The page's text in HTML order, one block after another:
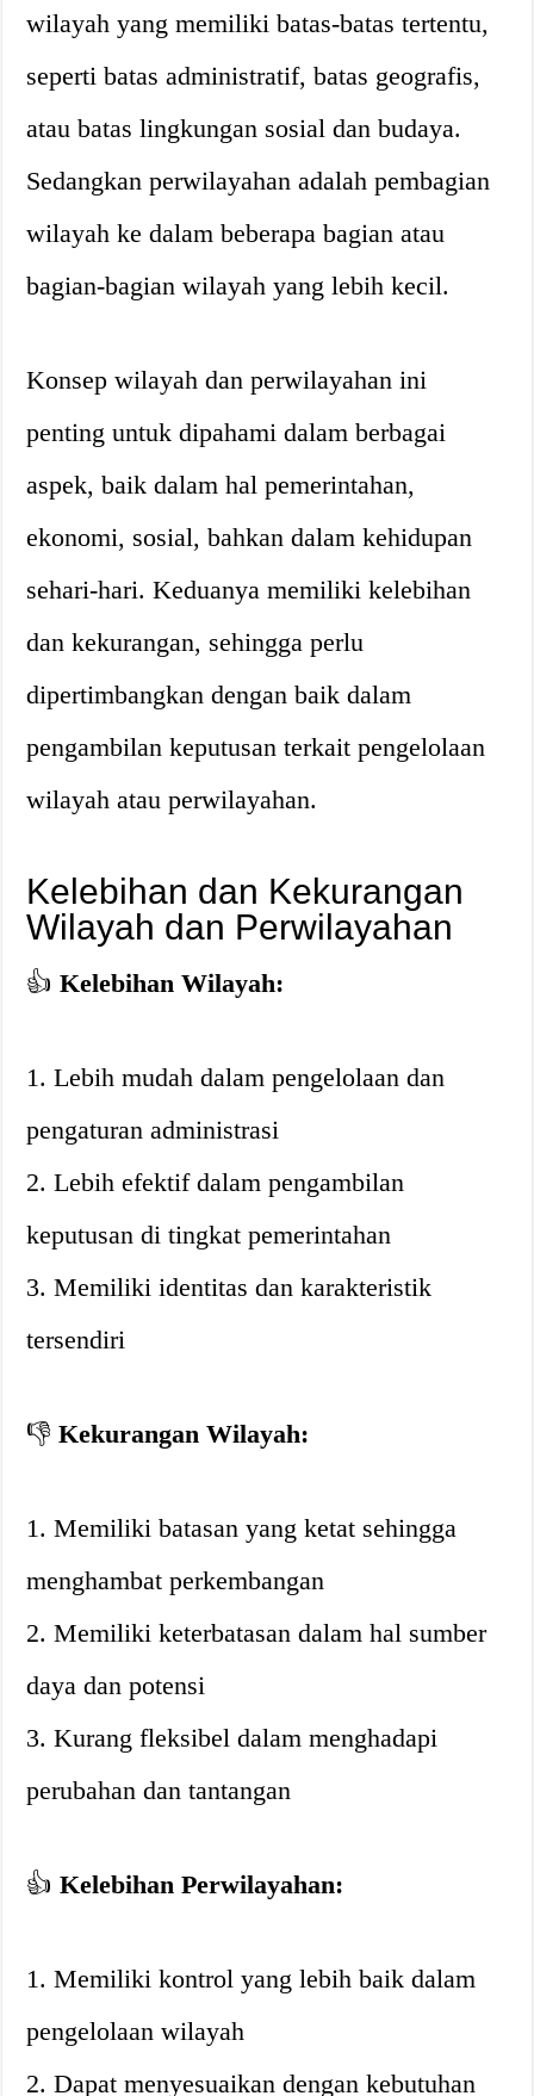
wilayah yang memiliki batas-batas tertentu,
seperti batas administratif, batas geografis,
atau batas lingkungan sosial dan budaya.
Sedangkan perwilayahan adalah pembagian
wilayah ke dalam beberapa bagian atau
bagian-bagian wilayah yang lebih kecil.
Konsep wilayah dan perwilayahan ini
penting untuk dipahami dalam berbagai
aspek, baik dalam hal pemerintahan,
ekonomi, sosial, bahkan dalam kehidupan
sehari-hari. Keduanya memiliki kelebihan
dan kekurangan, sehingga perlu
dipertimbangkan dengan baik dalam
pengambilan keputusan terkait pengelolaan
wilayah atau perwilayahan.
Kelebihan dan Kekurangan
Wilayah dan Perwilayahan
👍Kelebihan Wilayah:
1. Lebih mudah dalam pengelolaan dan
pengaturan administrasi
2. Lebih efektif dalam pengambilan
keputusan di tingkat pemerintahan
3. Memiliki identitas dan karakteristik
tersendiri
👎Kekurangan Wilayah:
1. Memiliki batasan yang ketat sehingga
menghambat perkembangan
2. Memiliki keterbatasan dalam hal sumber
daya dan potensi
3. Kurang fleksibel dalam menghadapi
perubahan dan tantangan
👍Kelebihan Perwilayahan:
1. Memiliki kontrol yang lebih baik dalam
pengelolaan wilayah
2. Dapat menyesuaikan dengan kebutuhan